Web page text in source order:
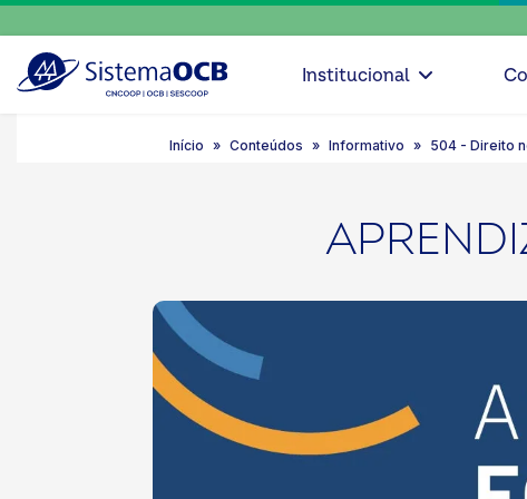
Institucional
Início Conteúdos Informativo 504 - Direito